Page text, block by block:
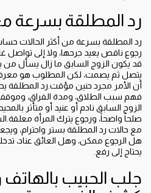
رد المطلقة بسرعة
رد المطلقة بسرعة من أكثر الحالات
رجوع ناقص يعيد جرحها، ولا إلى
قد يكون الزوج السابق ما زال يسأل من
يتصل ثم يصمت، لكن المطلوب هو
أن الأمر مجرد حنين مؤقت.رد المطلقة
فهم سبب الطلاق، ومدة الفراق،
الزوج السابق نادم أو عنيد أو متأثر
صلحاً واضحاً، ورجوع يترك المرأة
مع حالات رد المطلقة بستر واحترام،
هل الرجوع ممكن، وهل العائق عناد،
يحتاج إلى رفع.
جلب الحبيب